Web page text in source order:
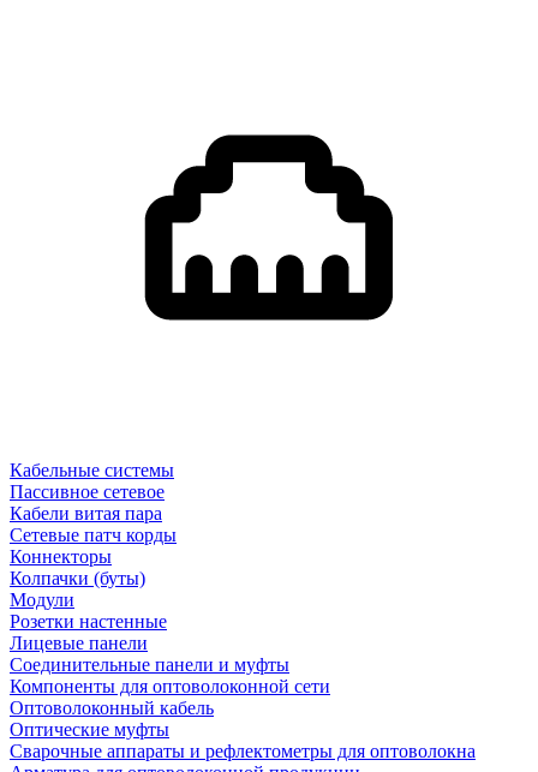
Кабельные системы
Пассивное сетевое
Кабели витая пара
Сетевые патч корды
Коннекторы
Колпачки (буты)
Модули
Розетки настенные
Лицевые панели
Соединительные панели и муфты
Компоненты для оптоволоконной сети
Оптоволоконный кабель
Оптические муфты
Сварочные аппараты и рефлектометры для оптоволокна